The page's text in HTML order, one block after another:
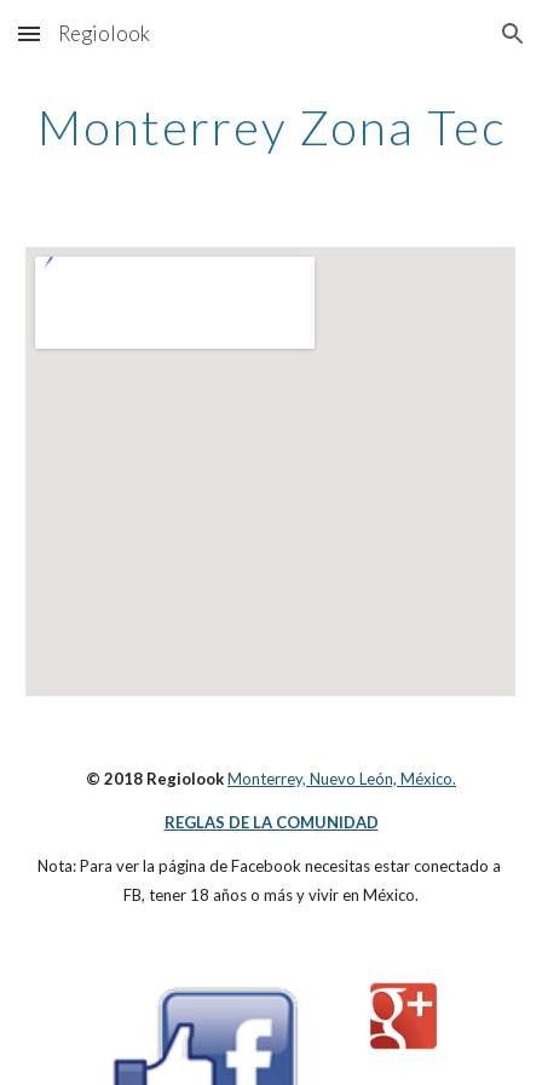
Skip to main content Skip to navigation
Regiolook
Monterrey Zona Tec
© 2018 RegiolookMonterrey, Nuevo León, México.
REGLAS DE LA COMUNIDAD
Nota: Para ver la página de Facebook necesitas estar conectado a
FB, tener 18 años o más y vivir en México.